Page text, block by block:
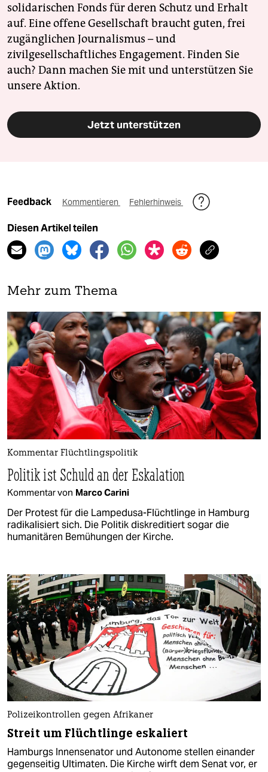
solidarischen Fonds für deren Schutz und Erhalt
auf. Eine offene Gesellschaft braucht guten, frei
zugänglichen Journalismus – und
zivilgesellschaftliches Engagement. Finden Sie
auch? Dann machen Sie mit und unterstützen Sie
unsere Aktion.
Jetzt unterstützen
Feedback Kommentieren Fehlerhinweis
Diesen Artikel teilen
Mehr zum Thema
Kommentar Flüchtlingspolitik
Politik ist Schuld an der Eskalation
Kommentar von Marco Carini
Der Protest für die Lampedusa-Flüchtlinge in Hamburg
radikalisiert sich. Die Politik diskreditiert sogar die
humanitären Bemühungen der Kirche.
Polizeikontrollen gegen Afrikaner
Streit um Flüchtlinge eskaliert
Hamburgs Innensenator und Autonome stellen einander
gegenseitig Ultimaten. Die Kirche wirft dem Senat vor, er